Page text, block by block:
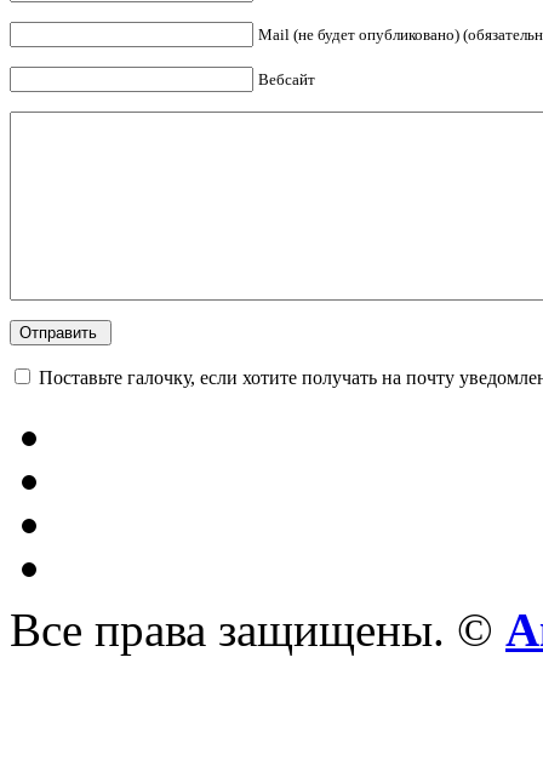
Mail (не будет опубликовано)
Вебсайт
Поставьте галочку, если хотите получать на почту
Все права защищены. ©